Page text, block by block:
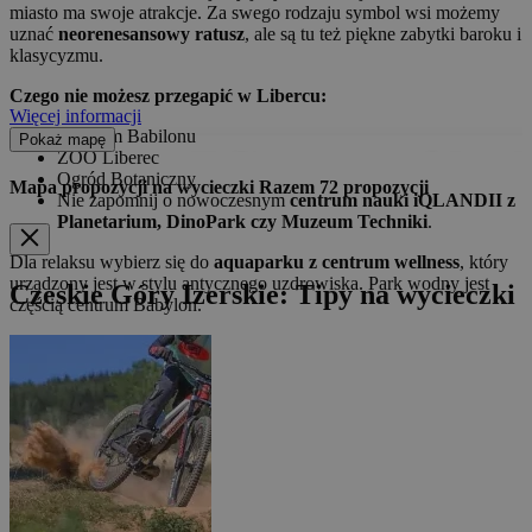
miasto ma swoje atrakcje. Za swego rodzaju symbol wsi możemy
uznać neorenesansowy ratusz, ale są tu też piękne zabytki baroku i
klasycyzmu.
Czego nie możesz przegapić w Libercu:
Centrum Babilonu
ZOO Liberec
Ogród Botaniczny
Nie zapomnij o nowoczesnymcentrum nauki iQLANDII z
Planetarium, DinoPark czy Muzeum Techniki.
Dla relaksu wybierz się do aquaparku z centrum wellness, który
urządzony jest w stylu antycznego uzdrowiska. Park wodny jest
częścią centrum Babylon.
Więcej informacji
Pokaż mapę
Mapa propozycji na wycieczki Razem 72 propozycji
Czeskie Góry Izerskie: Tipy na wycieczki